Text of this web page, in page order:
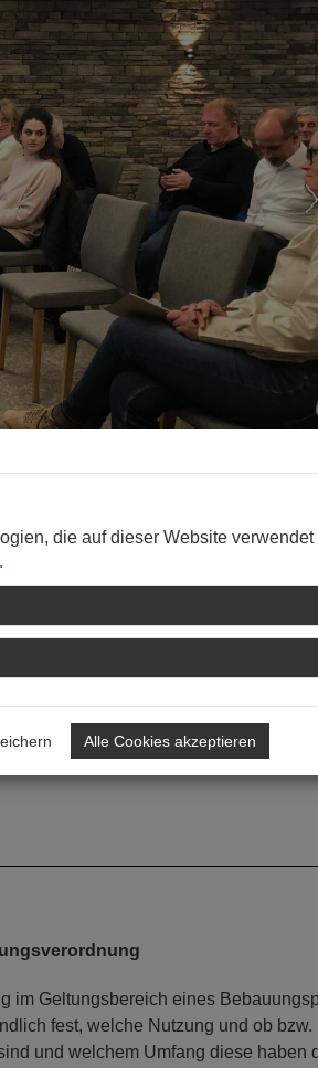
im Geltungsbereich eines
fest, welche Nutzung und ob bzw.
und welchem Umfang diese haben
die auf dieser Website verwendet
Alle Cookies akzeptieren